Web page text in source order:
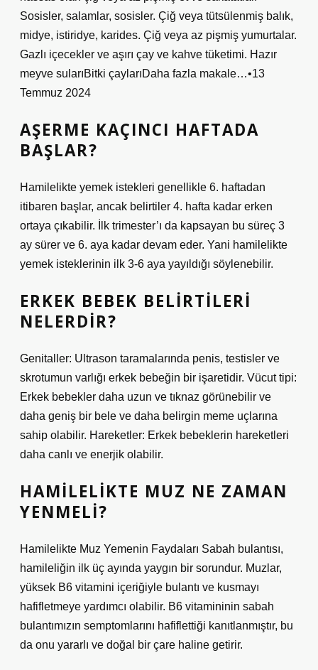
Sosisler, salamlar, sosisler. Çiğ veya tütsülenmiş balık,
midye, istiridye, karides. Çiğ veya az pişmiş yumurtalar.
Gazlı içecekler ve aşırı çay ve kahve tüketimi. Hazır
meyve sularıBitki çaylarıDaha fazla makale…•13
Temmuz 2024
AŞERME KAÇINCI HAFTADA
BAŞLAR?
Hamilelikte yemek istekleri genellikle 6. haftadan
itibaren başlar, ancak belirtiler 4. hafta kadar erken
ortaya çıkabilir. İlk trimester’ı da kapsayan bu süreç 3
ay sürer ve 6. aya kadar devam eder. Yani hamilelikte
yemek isteklerinin ilk 3-6 aya yayıldığı söylenebilir.
ERKEK BEBEK BELIRTILERI
NELERDIR?
Genitaller: Ultrason taramalarında penis, testisler ve
skrotumun varlığı erkek bebeğin bir işaretidir. Vücut tipi:
Erkek bebekler daha uzun ve tıknaz görünebilir ve
daha geniş bir bele ve daha belirgin meme uçlarına
sahip olabilir. Hareketler: Erkek bebeklerin hareketleri
daha canlı ve enerjik olabilir.
HAMILELIKTE MUZ NE ZAMAN
YENMELI?
Hamilelikte Muz Yemenin Faydaları Sabah bulantısı,
hamileliğin ilk üç ayında yaygın bir sorundur. Muzlar,
yüksek B6 vitamini içeriğiyle bulantı ve kusmayı
hafifletmeye yardımcı olabilir. B6 vitamininin sabah
bulantımızın semptomlarını hafiflettiği kanıtlanmıştır, bu
da onu yararlı ve doğal bir çare haline getirir.